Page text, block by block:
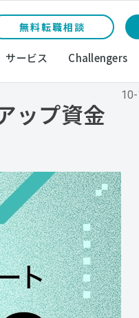
無料転職相談
サービス Challengers
ップ資金